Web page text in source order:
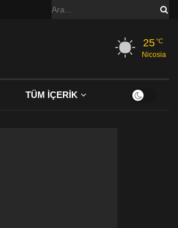
25°C
Nicosia
TÜM İÇERİK